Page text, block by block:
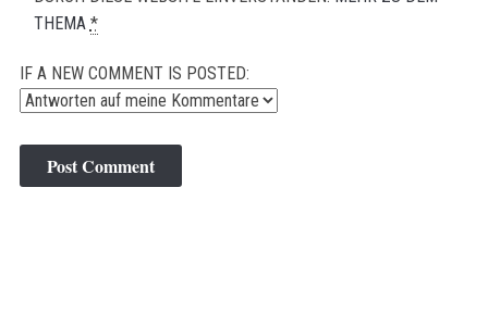
THEMA *
IF A NEW COMMENT IS POSTED: